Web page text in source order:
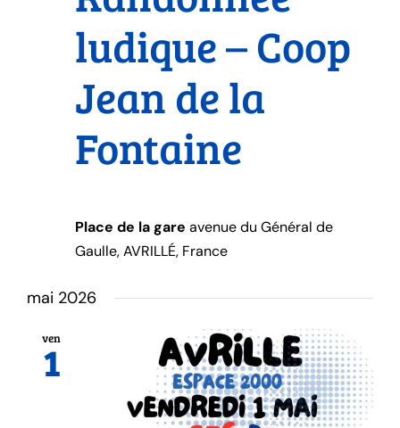
ludique – Coop
Jean de la
Fontaine
Place de la gare avenue du Général de
Gaulle, AVRILLÉ, France
mai 2026
ven
1